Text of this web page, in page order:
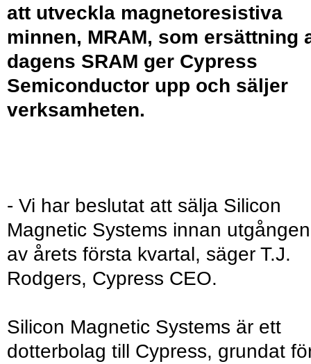
att utveckla magnetoresistiva
minnen, MRAM, som ersättning
dagens SRAM ger Cypress
Semiconductor upp och säljer
verksamheten.
- Vi har beslutat att sälja Silicon
Magnetic Systems innan utgången
av årets första kvartal, säger T.J.
Rodgers, Cypress CEO.
Silicon Magnetic Systems är ett
dotterbolag till Cypress, grundat